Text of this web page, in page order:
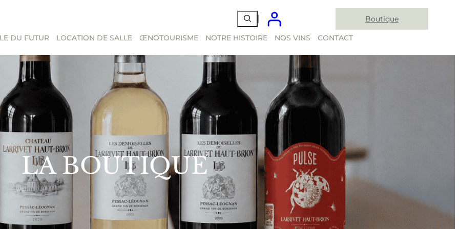
Boutique
DU FUTUR LOCATION DE SALLE ŒNOTOURISME NOTRE HISTOIRE NOS VINS CONTACT
LA BOUTIQUE